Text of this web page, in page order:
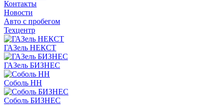
Контакты
Новости
Авто с пробегом
Техцентр
ГАЗель НЕКСТ
ГАЗель БИЗНЕС
Соболь НН
Соболь БИЗНЕС